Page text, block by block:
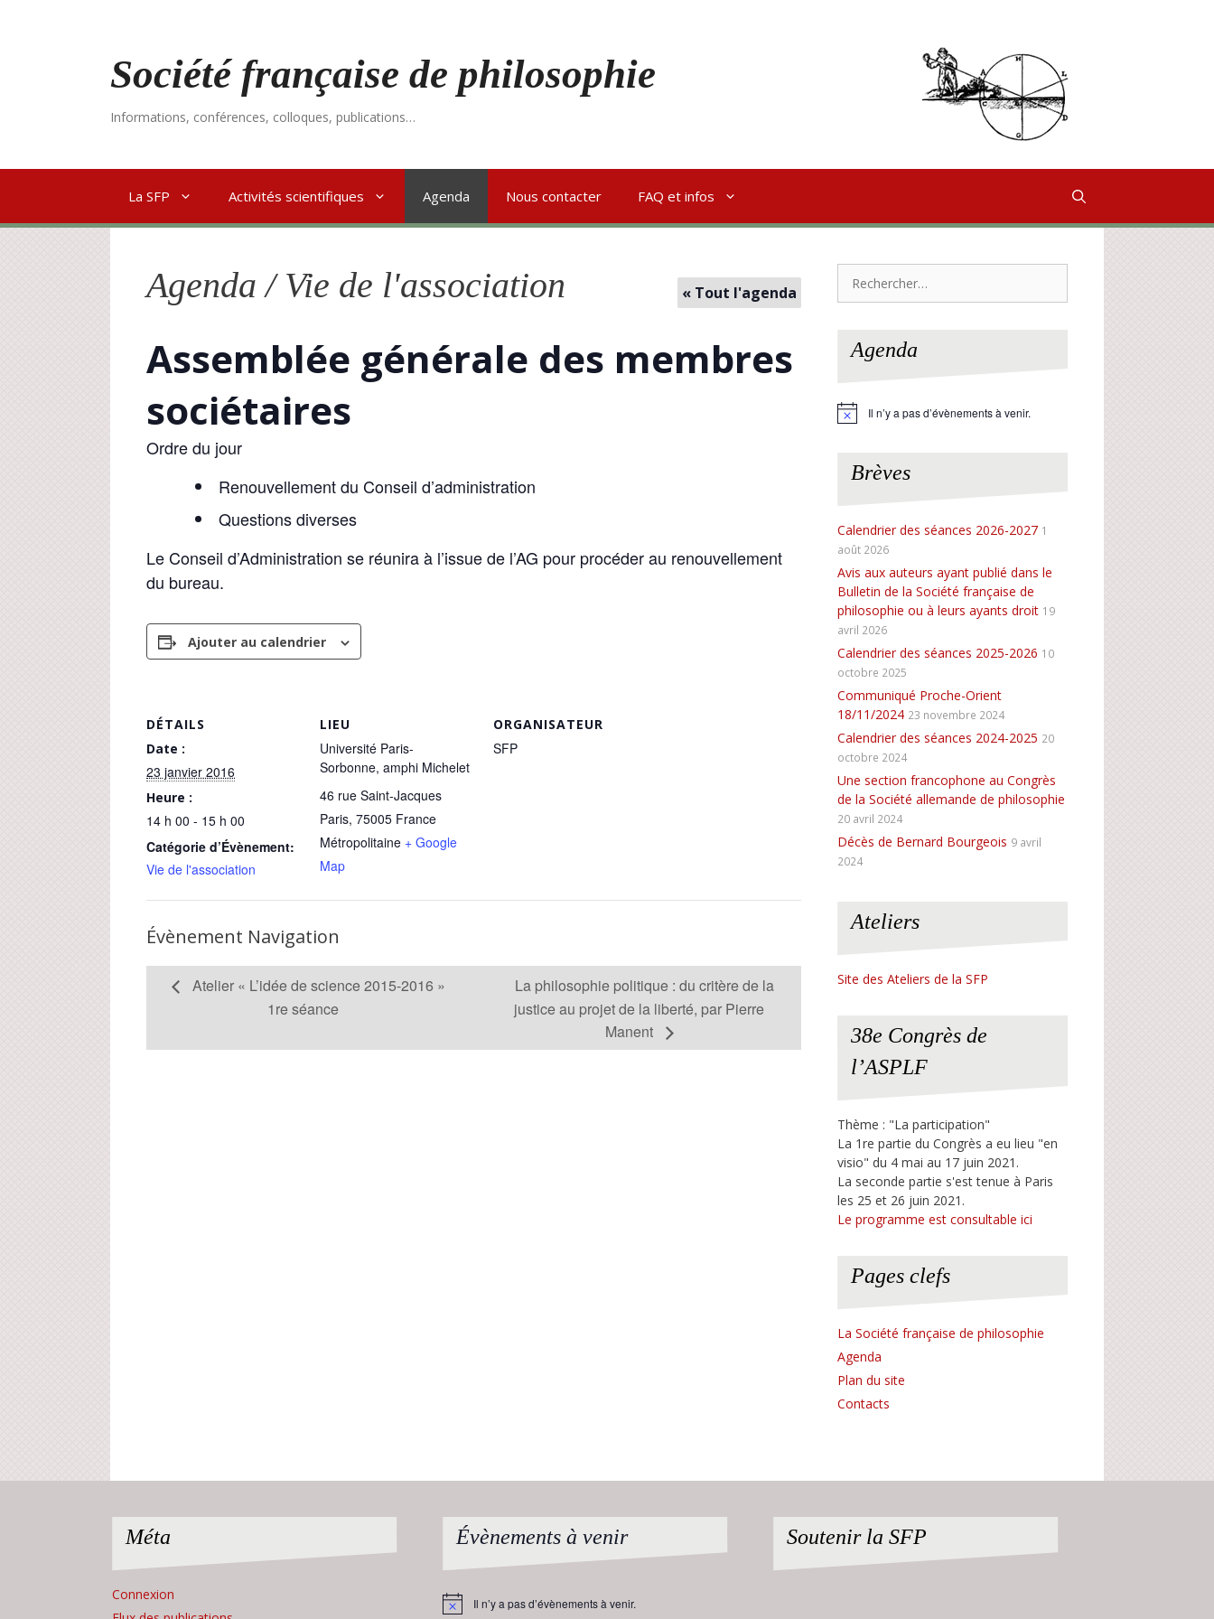
Société française de philosophie
Informations, conférences, colloques, publications…
La SFP Activités scientifiques Agenda Nous contacter FAQ et infos
« Tout l'agenda
Agenda / Vie de l'association
Assemblée générale des membres
sociétaires
DÉTAILS
Date :
23 janvier 2016
Heure :
14 h 00 - 15 h 00
Catégorie d’Évènement:
Vie de l'association
LIEU
Université Paris-
Sorbonne, amphi Michelet
46 rue Saint-Jacques
Paris, 75005 France
Métropolitaine + Google
Map
ORGANISATEUR
SFP
Ordre du jour
Renouvellement du Conseil d’administration
Questions diverses
Le Conseil d’Administration se réunira à l’issue de l’AG pour procéder au renouvellement
du bureau.
Ajouter au calendrier
Évènement Navigation
Atelier « L’idée de science 2015-2016 »
1re séance
La philosophie politique : du critère de la
justice au projet de la liberté, par Pierre
Manent
Agenda
N
Il n’y a pas d’évènements à venir.
Brèves
Calendrier des séances 2026-2027 1
août 2026
Avis aux auteurs ayant publié dans le
Bulletin de la Société française de
philosophie ou à leurs ayants droit 19
avril 2026
Calendrier des séances 2025-2026 10
octobre 2025
Communiqué Proche-Orient
18/11/2024 23 novembre 2024
Calendrier des séances 2024-2025 20
octobre 2024
Une section francophone au Congrès
de la Société allemande de philosophie
20 avril 2024
Décès de Bernard Bourgeois 9 avril
2024
Ateliers
Site des Ateliers de la SFP
38e Congrès de
l’ASPLF
Thème : "La participation"
La 1re partie du Congrès a eu lieu "en
visio" du 4 mai au 17 juin 2021.
La seconde partie s'est tenue à Paris
les 25 et 26 juin 2021.
Le programme est consultable ici
Pages clefs
La Société française de philosophie
Agenda
Plan du site
Contacts
Méta
Connexion
Évènements à venir
Notice Il n’y a pas d’évènements à venir.
Soutenir la SFP